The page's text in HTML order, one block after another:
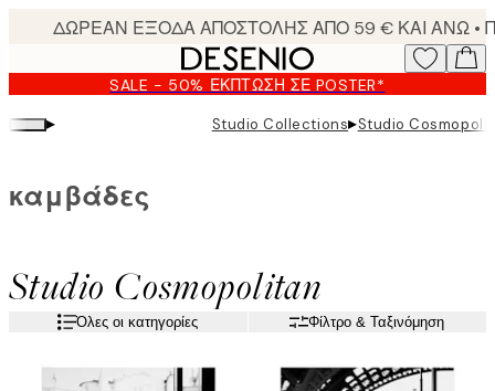
content.
SALE - 50% ΈΚΠΤΩΣΗ ΣΕ POSTER*
▸ Studio Collections▸Studio
Studio Cosmopolitan
καμβάδες
Όλες οι κατηγορίες Φίλτρο & Ταξινόμηση